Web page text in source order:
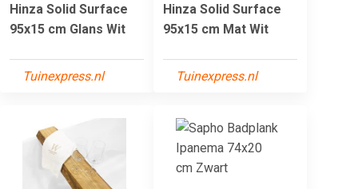
Hinza Solid Surface
95x15 cm Glans Wit
Tuinexpress.nl
Hinza Solid Surface
95x15 cm Mat Wit
Tuinexpress.nl